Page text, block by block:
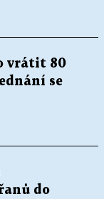
vrátit 80
se
do